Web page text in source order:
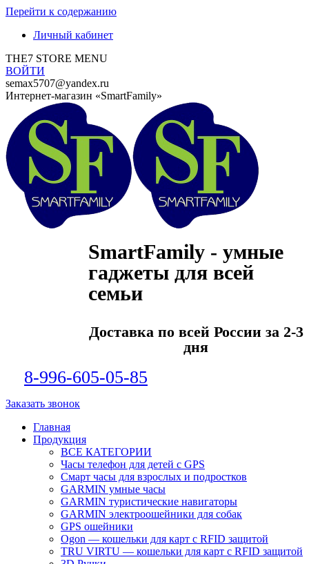
Перейти к содержанию
Личный кабинет
THE7 STORE MENU
ВОЙТИ
semax5707@yandex.ru
Интернет-магазин «SmartFamily»
SmartFamily - умные
гаджеты для всей
семьи
Доставка по всей России за 2-3
дня
8-996-605-05-85
Заказать звонок
Главная
Продукция
ВСЕ КАТЕГОРИИ
Часы телефон для детей с GPS
Смарт часы для взрослых и подростков
GARMIN умные часы
GARMIN туристические навигаторы
GARMIN электроошейники для собак
GPS ошейники
Ogon — кошельки для карт с RFID защитой
TRU VIRTU — кошельки для карт с RFID защитой